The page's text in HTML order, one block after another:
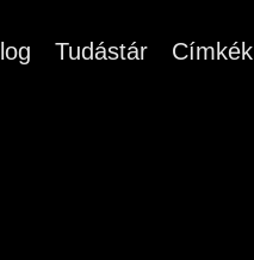
Tudástár Címkék